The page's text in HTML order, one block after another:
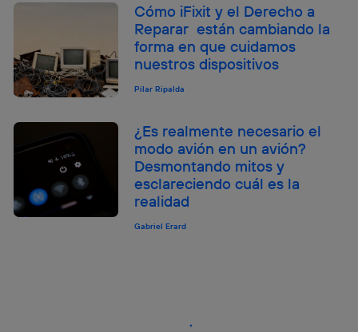
Cómo iFixit y el Derecho a
Reparar están cambiando la
forma en que cuidamos
nuestros dispositivos
Pilar Ripalda
¿Es realmente necesario el
modo avión en un avión?
Desmontando mitos y
esclareciendo cuál es la
realidad
Gabriel Erard